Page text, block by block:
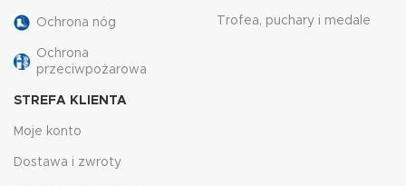
Ochrona nóg
Ochrona
przeciwpożarowa
Trofea, puchary i medale
STREFA KLIENTA
Moje konto
Dostawa i zwroty